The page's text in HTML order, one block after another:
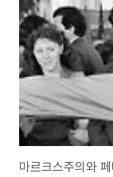
다지 미래가 없다고 지
도..
마르크스주의와